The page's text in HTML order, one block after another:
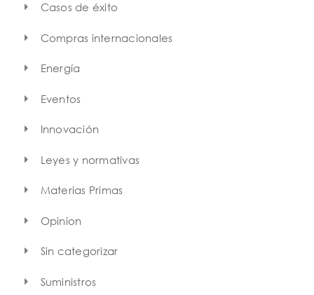
Casos de éxito
Compras internacionales
Energía
Eventos
Innovación
Leyes y normativas
Materias Primas
Opinion
Sin categorizar
Suministros